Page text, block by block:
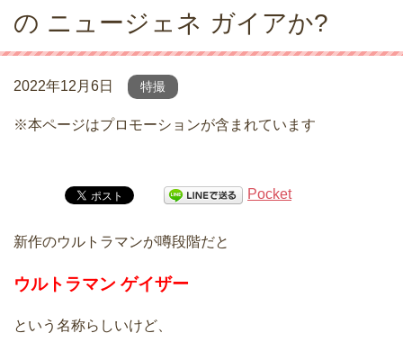
の ニュージェネ ガイアか?
2022年12月6日 特撮
※本ページはプロモーションが含まれています
Pocket
新作のウルトラマンが噂段階だと
ウルトラマン ゲイザー
という名称らしいけど、